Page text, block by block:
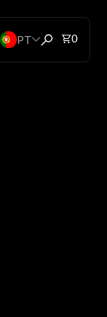
PT Abrir modal
Total
0